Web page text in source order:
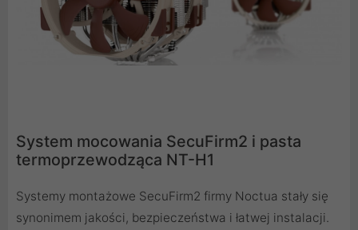
System mocowania SecuFirm2 i pasta
termoprzewodząca NT-H1
Systemy montażowe SecuFirm2 firmy Noctua stały się
synonimem jakości, bezpieczeństwa i łatwej instalacji.